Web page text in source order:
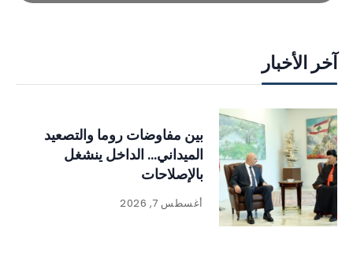
آخر الأخبار
بين مفاوضات روما والتصعيد
الميداني… الداخل ينشغل
بالإصلاحات
أغسطس 7, 2026